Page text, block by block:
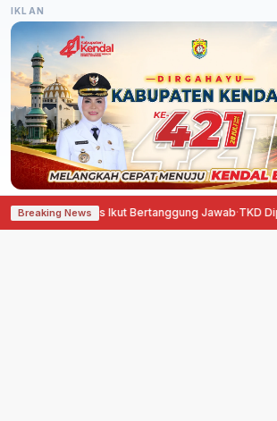
IKLAN
Breaking News
Harus Ikut Bertanggung Jawab·TKD Dipangkas